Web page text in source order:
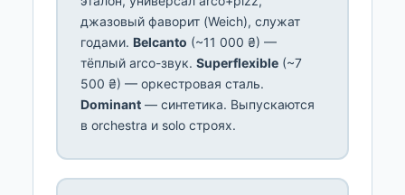
джазовый фаворит (Weich), служат
годами. Belcanto (~11 000 ₴) —
тёплый arco-звук. Superflexible (~7
500 ₴) — оркестровая сталь.
Dominant — синтетика. Выпускаются
в orchestra и solo строях.